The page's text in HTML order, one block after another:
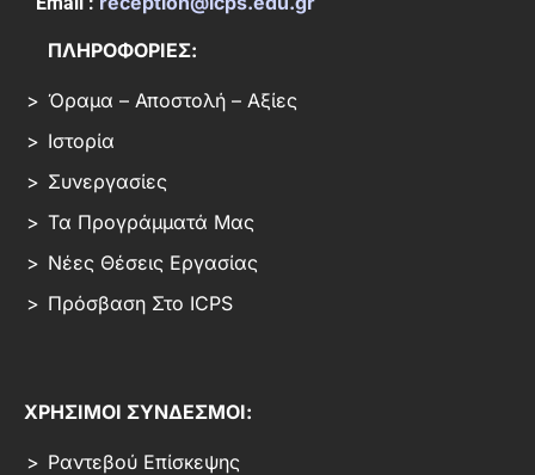
ΠΛΗΡΟΦΟΡΙΕΣ:
Όραμα – Αποστολή – Αξίες
Ιστορία
Συνεργασίες
Τα Προγράμματά Μας
Νέες Θέσεις Εργασίας
Πρόσβαση Στο ICPS
ΧΡΗΣΙΜΟΙ ΣΥΝΔΕΣΜΟΙ:
Ραντεβού Επίσκεψης